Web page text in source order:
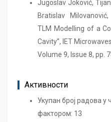
Jugoslav Joković,
Bratislav
TLM Modelling of a
Cavity”, IET
Volume 9, Issue 8, pp.
Активности
Укупан број радова у
фактором: 13